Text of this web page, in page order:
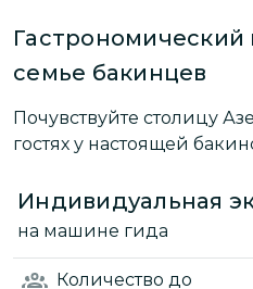
Гастрономический
семье бакинцев
Почувствуйте столицу
гостях у настоящей
Индивидуальная
на машине гида
Количество до